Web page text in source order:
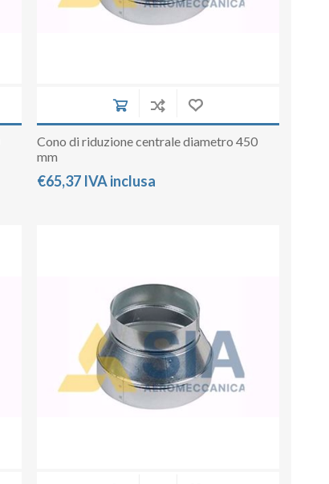
Cono di riduzione centrale diametro 450
mm
€65,37 IVA inclusa